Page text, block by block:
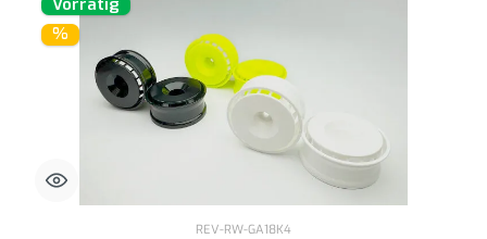
Vorrätig
%
REV-RW-GA18K4